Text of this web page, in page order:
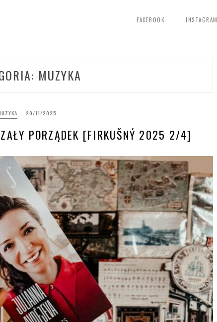
FACEBOOK INSTAGRAM
MUZYKA
20/11/2025
PORZĄDEK [FIRKUŠNÝ 2025 2/4]